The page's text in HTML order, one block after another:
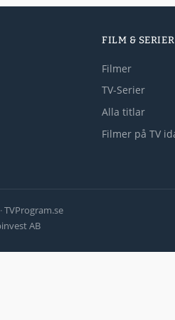
FILM & SERIER
Filmer
TV-Serier
Alla titlar
Filmer på TV
TVProgram.se
AB